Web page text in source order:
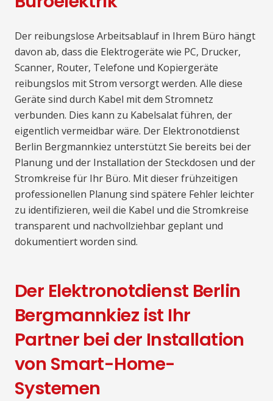
Der reibungslose Arbeitsablauf in Ihrem Büro hängt
davon ab, dass die Elektrogeräte wie PC, Drucker,
Scanner, Router, Telefone und Kopiergeräte
reibungslos mit Strom versorgt werden. Alle diese
Geräte sind durch Kabel mit dem Stromnetz
verbunden. Dies kann zu Kabelsalat führen, der
eigentlich vermeidbar wäre. Der Elektronotdienst
Berlin Bergmannkiez unterstützt Sie bereits bei der
Planung und der Installation der Steckdosen und der
Stromkreise für Ihr Büro. Mit dieser frühzeitigen
professionellen Planung sind spätere Fehler leichter
zu identifizieren, weil die Kabel und die Stromkreise
transparent und nachvollziehbar geplant und
dokumentiert worden sind.
Der Elektronotdienst Berlin
Bergmannkiez ist Ihr
Partner bei der Installation
von Smart-Home-
Systemen